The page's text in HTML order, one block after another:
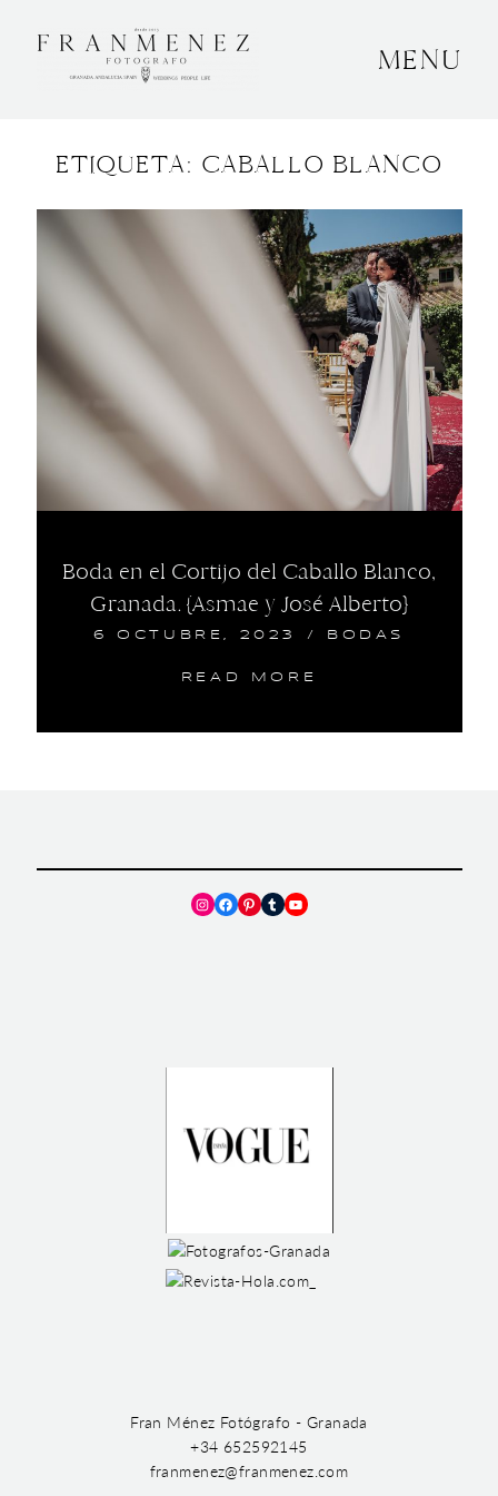
MENU
ETIQUETA: CABALLO BLANCO
Boda en el Cortijo del Caballo Blanco,
Granada. {Asmae y José Alberto}
6 OCTUBRE, 2023 / BODAS
READ MORE
SOBRE MÍ
BODAS
CONTACTO
OTROS
GRANADA, ESPAÑA
Instagram
Facebook
Pinterest
TumblrYouTube
Fran Ménez Fotógrafo - Granada
+34 652592145
franmenez@franmenez.com